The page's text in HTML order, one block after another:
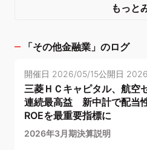
もっと
「その他金融業 」のログ
開催日 2026/05/15公開日
三菱ＨＣキャピタル、航空
連続最高益 新中計で配当
ROEを最重要指標に
2026年3月期決算説明